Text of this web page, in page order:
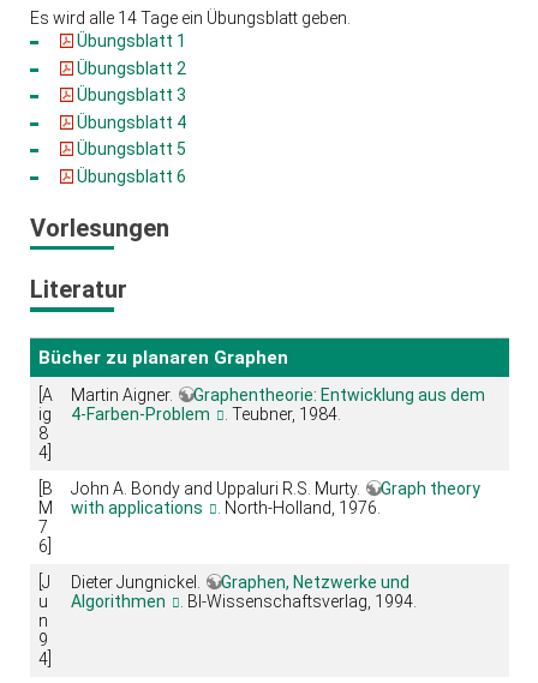
Es wird alle 14 Tage ein Übungsblatt geben.
Übungsblatt 1
Übungsblatt 2
Übungsblatt 3
Übungsblatt 4
Übungsblatt 5
Übungsblatt 6
Vorlesungen
Literatur
Bücher zu planaren Graphen
[A
ig
8
4]
Martin Aigner.
Graphentheorie: Entwicklung aus dem
4-Farben-Problem
. Teubner, 1984.
[B
M
7
6]
John A. Bondy and Uppaluri R.S. Murty.
Graph theory
with applications
. North-Holland, 1976.
[J
u
n
9
4]
Dieter Jungnickel.
Graphen, Netzwerke und
Algorithmen
. BI-Wissenschaftsverlag, 1994.